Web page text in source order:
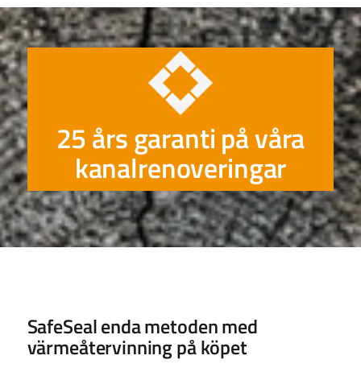
25 års garanti på våra
kanalrenoveringar
SafeSeal enda metoden med
värmeåtervinning på köpet